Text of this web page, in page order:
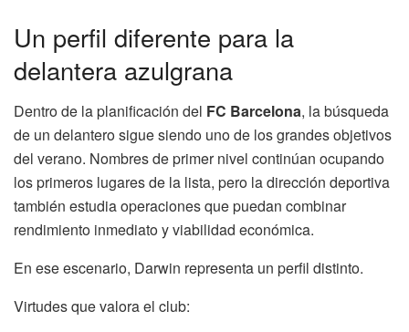
Un perfil diferente para la
delantera azulgrana
Dentro de la planificación del FC Barcelona, la búsqueda
de un delantero sigue siendo uno de los grandes objetivos
del verano. Nombres de primer nivel continúan ocupando
los primeros lugares de la lista, pero la dirección deportiva
también estudia operaciones que puedan combinar
rendimiento inmediato y viabilidad económica.
En ese escenario, Darwin representa un perfil distinto.
Virtudes que valora el club: